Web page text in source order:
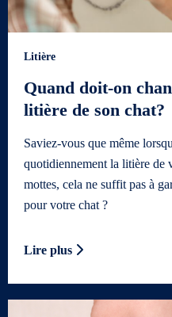
Litière
Quand doit-on
litière de son chat?
Saviez-vous que même
quotidiennement la litière de
mottes, cela ne suffit pas à
pour votre chat ?
Lire plus